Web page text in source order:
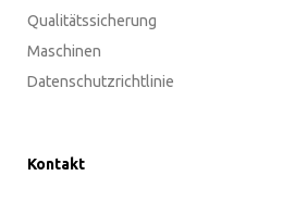
Qualitätssicherung
Maschinen
Datenschutzrichtlinie
Kontakt